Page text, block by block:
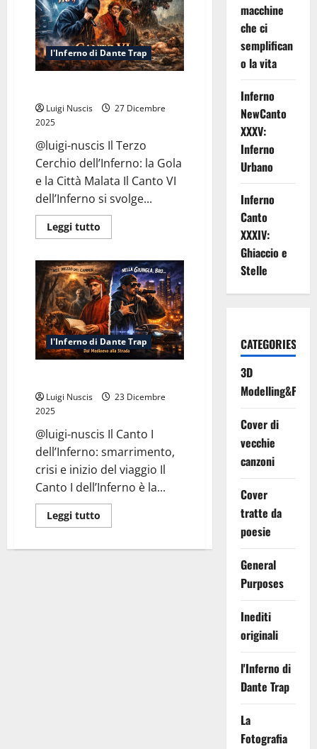
Fuoco
ai
Piedi
l'Inferno di Dante Trap
Luigi Nuscis
27 Dicembre
2025
@luigi-nuscis Il Terzo
Cerchio dell’Inferno: la Gola
e la Città Malata Il Canto VI
dell’Inferno si svolge...
Leggi tutto
di
Inferno
Canto
VI:
Pioggia
Eterna
l'Inferno di Dante Trap
Luigi Nuscis
23 Dicembre
2025
@luigi-nuscis Il Canto I
dell’Inferno: smarrimento,
crisi e inizio del viaggio Il
Canto I dell’Inferno è la...
Leggi tutto
di
macchine
che ci
semplifican
o la vita
Inferno
NewCanto
XXXV:
Inferno
Urbano
Inferno
Canto
XXXIV:
Ghiaccio e
Stelle
CATEGORIES
3D
Cover di
vecchie
canzoni
Cover
tratte da
poesie
General
Purposes
Inediti
originali
l'Inferno di
Dante Trap
La
Fotografia